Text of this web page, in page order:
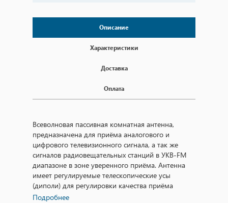
Описание
Характеристики
Доставка
Оплата
Всеволновая пассивная комнатная антенна,
предназначена для приёма аналогового и
цифрового телевизионного сигнала, а так же
сигналов радиовещательных станций в УКВ-FM
диапазоне в зоне уверенного приёма. Антенна
имеет регулируемые телескопические усы
(диполи) для регулировки качества приёма
телевизионного сигнала в МВ диапазоне.
Подробнее